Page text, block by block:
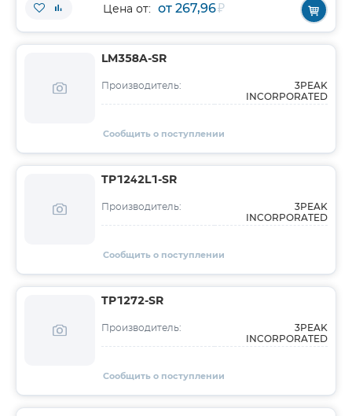
Цена от: от 267,96₽
LM358A-SR
Производитель:
3PEAK
INCORPORATED
Сообщить о поступлении
TP1242L1-SR
Производитель:
3PEAK
INCORPORATED
Сообщить о поступлении
TP1272-SR
Производитель:
3PEAK
INCORPORATED
Сообщить о поступлении